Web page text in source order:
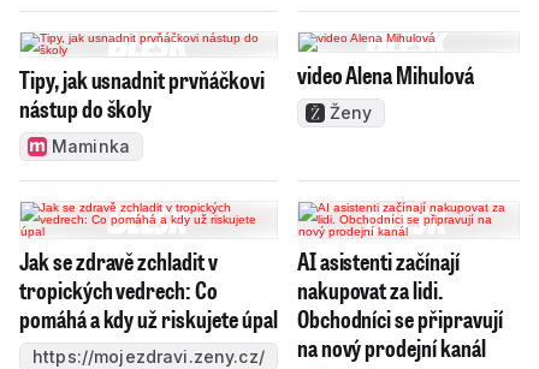
Tipy, jak usnadnit prvňáčkovi
nástup do školy
Maminka
video Alena Mihulová
Ženy
Jak se zdravě zchladit v
tropických vedrech: Co
pomáhá a kdy už riskujete úpal
https://mojezdravi.zeny.cz/
AI asistenti začínají
nakupovat za lidi.
Obchodníci se připravují
na nový prodejní kanál